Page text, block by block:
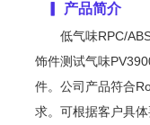
▎ 产品简介
低气味RPC/
饰件测试气味
件。公司产品符合
求。可根据客户具